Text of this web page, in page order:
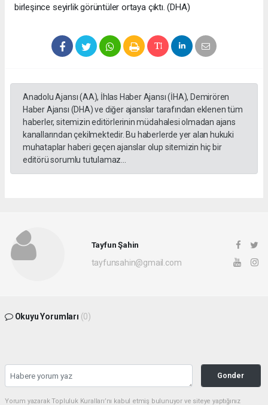
birleşince seyirlik görüntüler ortaya çıktı. (DHA)
Anadolu Ajansı (AA), İhlas Haber Ajansı (İHA), Demirören
Haber Ajansı (DHA) ve diğer ajanslar tarafından eklenen tüm
haberler, sitemizin editörlerinin müdahalesi olmadan ajans
kanallarından çekilmektedir. Bu haberlerde yer alan hukuki
muhataplar haberi geçen ajanslar olup sitemizin hiç bir
editörü sorumlu tutulamaz...
Tayfun Şahin
tayfunsahin@gmail.com
Okuyu Yorumları (0)
Gonder
Yorum yazarak Topluluk Kuralları’nı kabul etmiş bulunuyor ve siteye yaptığınız